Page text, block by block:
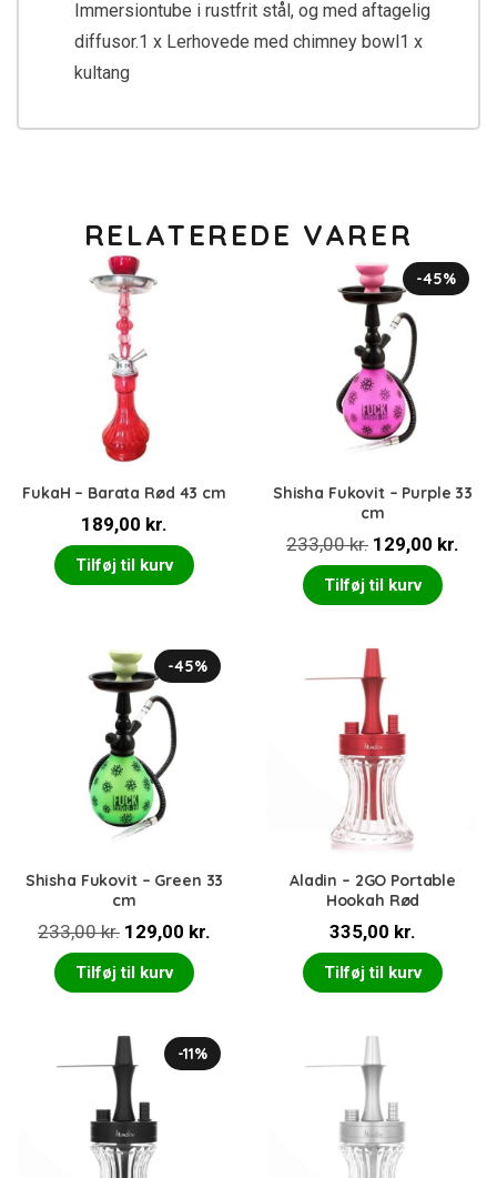
Immersiontube i rustfrit stål, og med aftagelig
diffusor.1 x Lerhovede med chimney bowl1 x
kultang
RELATEREDE VARER
FukaH – Barata Rød 43 cm
189,00 kr.
Tilføj til kurv
-45%
Shisha Fukovit – Purple 33
cm
233,00kr. Den
oprindelige
pris
233,00 kr..
129,00 kr.
Tilføj til kurv
-45%
Shisha Fukovit – Green 33
cm
233,00kr. Den
oprindelige
pris
233,00 kr..
129,00 kr.
129,00 kr..
Tilføj til kurv
Aladin – 2GO Portable
Hookah Rød
335,00 kr.
Tilføj til kurv
-11%